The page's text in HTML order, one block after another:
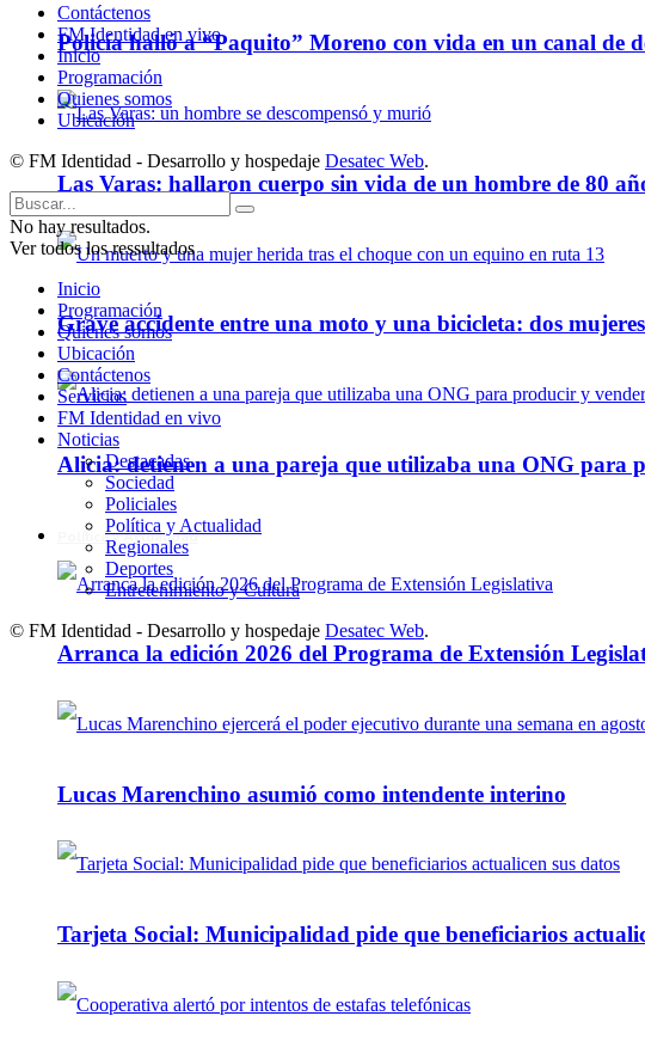
Policía halló a “Paquito” Moreno con vida en un canal de
Las Varas: hallaron cuerpo sin vida de un hombre de 80
Grave accidente entre una moto y una bicicleta: dos
Alicia: detienen a una pareja que utilizaba una ONG para
Política y Actualidad
Arranca la edición 2026 del Programa de Extensión
Lucas Marenchino asumió como intendente interino
Tarjeta Social: Municipalidad pide que beneficiarios
Contáctenos
FM Identidad en vivo
Inicio
Programación
Quienes somos
Ubicación
© FM Identidad - Desarrollo y hospedaje Desatec Web.
No hay resultados.
Ver todos los ressultados
Inicio
Programación
Quienes somos
Ubicación
Contáctenos
Servicios
FM Identidad en vivo
Noticias
Destacadas
Sociedad
Policiales
Política y Actualidad
Regionales
Deportes
Entretenimiento y Cultura
© FM Identidad - Desarrollo y hospedaje Desatec Web.